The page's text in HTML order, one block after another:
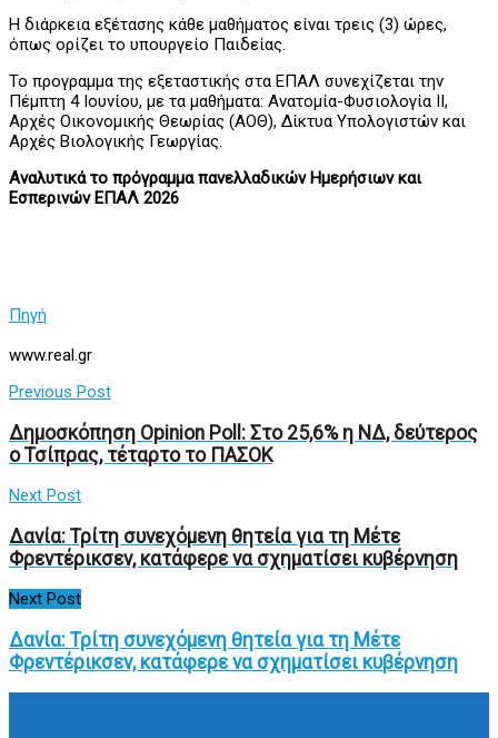
Η διάρκεια εξέτασης κάθε μαθήματος είναι τρεις (3) ώρες,
όπως ορίζει το υπουργείο Παιδείας.
Το προγραμμα της εξεταστικής στα ΕΠΑΛ συνεχίζεται την
Πέμπτη 4 Ιουνίου, με τα μαθήματα: Ανατομία-Φυσιολογία ΙΙ,
Αρχές Οικονομικής Θεωρίας (ΑΟΘ), Δίκτυα Υπολογιστών και
Αρχές Βιολογικής Γεωργίας.
Αναλυτικά το πρόγραμμα πανελλαδικών Ημερήσιων και
Εσπερινών ΕΠΑΛ 2026
Πηγή
www.real.gr
Previous Post
Δημοσκόπηση Opinion Poll: Στο 25,6% η ΝΔ, δεύτερος
ο Τσίπρας, τέταρτο το ΠΑΣΟΚ
Next Post
Δανία: Τρίτη συνεχόμενη θητεία για τη Μέτε
Φρεντέρικσεν, κατάφερε να σχηματίσει κυβέρνηση
Next Post
Δανία: Τρίτη συνεχόμενη θητεία για τη Μέτε
Φρεντέρικσεν, κατάφερε να σχηματίσει κυβέρνηση